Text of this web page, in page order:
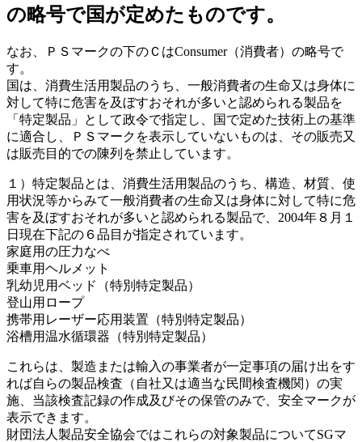
の略号で国が定めたものです。
なお、ＰＳマークの下のＣはConsumer（消費者）の略号で
す。
国は、消費生活用製品のうち、一般消費者の生命又は身体に
対して特に危害を及ぼすおそれが多いと認められる製品を
「特定製品」として政令で指定し、国で定めた技術上の基準
に適合し、ＰＳマークを表示していないものは、その販売又
は販売目的での陳列を禁止しています。
１）特定製品とは、消費生活用製品のうち、構造、材質、使
用状況等からみて一般消費者の生命又は身体に対して特に危
害を及ぼすおそれが多いと認められる製品で、2004年８月１
日現在下記の６品目が指定されています。
家庭用の圧力なべ
乗車用ヘルメット
乳幼児用ベッド（特別特定製品）
登山用ロープ
携帯用レーザー応用装置（特別特定製品）
浴槽用温水循環器（特別特定製品）
これらは、製造または輸入の事業者が一定事項の届け出をす
れば自らの製品検査（自社又は適当な民間検査機関）の実
施、当該検査記録の作成及びその保管のみで、安全マークが
表示できます。
財団法人製品安全協会ではこれらの対象製品についてSGマ